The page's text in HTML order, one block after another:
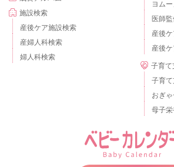
施設検索
産後ケア施設検索
産婦人科検索
婦人科検索
ヨムー
医師
産後
産後
子育て
子育
おぎ
母子